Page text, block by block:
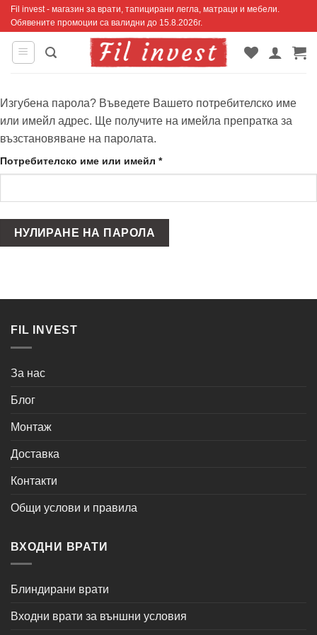
Skip
content
Fil invest - магазин за врати, тапицирани легла, матраци и мебели.
Обявените промоции са валидни до 15.8.2026г.
Изгубена парола? Въведете Вашето потребителско име
или имейл адрес. Ще получите на имейла препратка за
възстановяване на паролата.
Потребителско име или имейл *Задължително
НУЛИРАНЕ НА ПАРОЛА
FIL INVEST
За нас
Блог
Монтаж
Доставка
Контакти
Общи услови и правила
ВХОДНИ ВРАТИ
Блиндирани врати
Входни врати за външни условия